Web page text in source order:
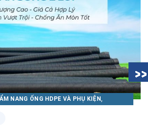
NANG ỐNG HDPE VÀ PHỤ KIỆN,